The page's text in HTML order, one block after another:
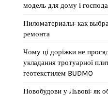
модель для дому і
Пиломатериалы: как
ремонта
Чому ці доріжки не
укладання тротуарної
геотекстилем BUDMO
Новобудови у Львові: як